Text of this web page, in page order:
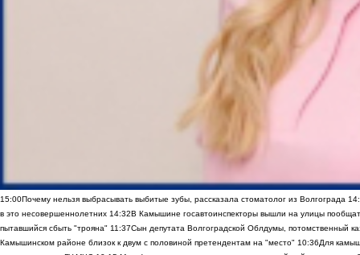
15:00Почему нельзя выбрасывать выбитые зубы, рассказала стоматолог из Волгограда
в это несовершеннолетних 14:32В Камышине госавтоинспекторы вышли на улицы
пытавшийся сбыть "трояна" 11:37Сын депутата Волгоградской Облдумы, потомственный
Камышинском районе близок к двум с половиной претендентам на "место" 10:36Для